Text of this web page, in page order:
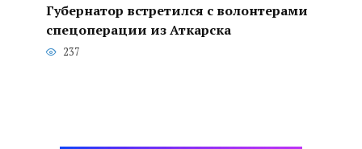
Губернатор встретился с волонтерами
спецоперации из Аткарска
237